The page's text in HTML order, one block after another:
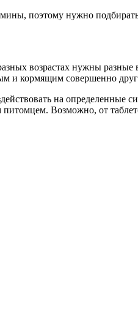
поэтому нужно
возрастах нужны
и кормящим совершенно
на определенные
Возможно, от